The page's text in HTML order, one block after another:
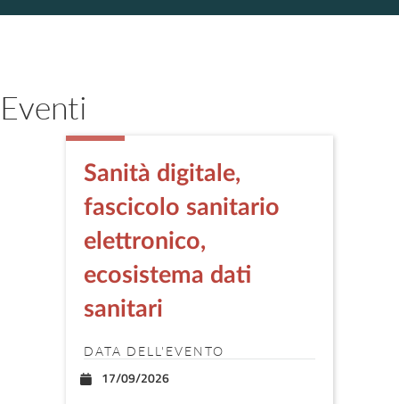
Eventi
Sanità digitale,
fascicolo sanitario
elettronico,
ecosistema dati
sanitari
DATA DELL'EVENTO
17/09/2026